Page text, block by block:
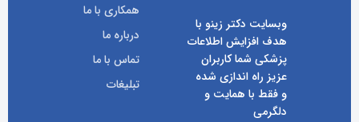
وبسایت دکتر زینو با
هدف افزایش اطلاعات
پزشکی شما کاربران
عزیز راه اندازی شده
و فقط با همایت و
دلگرمی
همکاری با ما
درباره ما
تماس با ما
تبلیغات